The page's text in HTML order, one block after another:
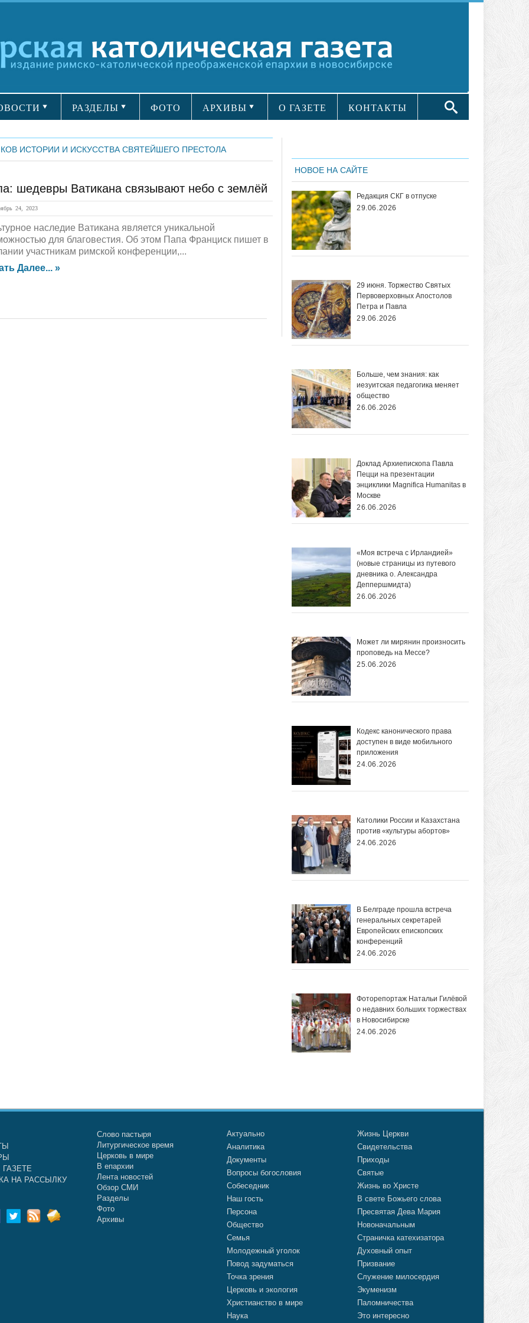
РАЗДЕЛЫ ФОТО АРХИВЫ О ГАЗЕТЕ КОНТАКТЫ
ИСТОРИИ И ИСКУССТВА СВЯТЕЙШЕГО ПРЕСТОЛА
шедевры Ватикана связывают небо с землёй
24, 2023
наследие Ватикана является уникальной
для благовестия. Об этом Папа Франциск пишет в
участникам римской конференции,...
Далее... »
НОВОЕ НА САЙТЕ
Редакция СКГ в отпуске
29.06.2026
29 июня. Торжество Святых
Первоверховных Апостолов
Петра и Павла
29.06.2026
Больше, чем знания: как
иезуитская педагогика меняет
общество
26.06.2026
Доклад Архиепископа Павла
Пецци на презентации
энциклики Magnifica Нumanitas в
Москве
26.06.2026
«Моя встреча с Ирландией»
(новые страницы из путевого
дневника о. Александра
Деппершмидта)
26.06.2026
Может ли мирянин произносить
проповедь на Мессе?
25.06.2026
Кодекс канонического права
доступен в виде мобильного
приложения
24.06.2026
Католики России и Казахстана
против «культуры абортов»
24.06.2026
В Белграде прошла встреча
генеральных секретарей
Европейских епископских
конференций
24.06.2026
Фоторепортаж Натальи Гилёвой
о недавних больших торжествах
в Новосибирске
24.06.2026
НА РАССЫЛКУ
Слово пастыря
Литургическое время
Церковь в мире
В епархии
Лента новостей
Обзор СМИ
Разделы
Фото
Архивы
Актуально
Аналитика
Документы
Вопросы богословия
Собеседник
Наш гость
Персона
Общество
Семья
Молодежный уголок
Повод задуматься
Точка зрения
Церковь и экология
Христианство в мире
Наука
Жизнь Церкви
Свидетельства
Приходы
Святые
Жизнь во Христе
В свете Божьего слова
Пресвятая Дева Мария
Новоначальным
Страничка катехизатора
Духовный опыт
Призвание
Служение милосердия
Экуменизм
Паломничества
Это интересно